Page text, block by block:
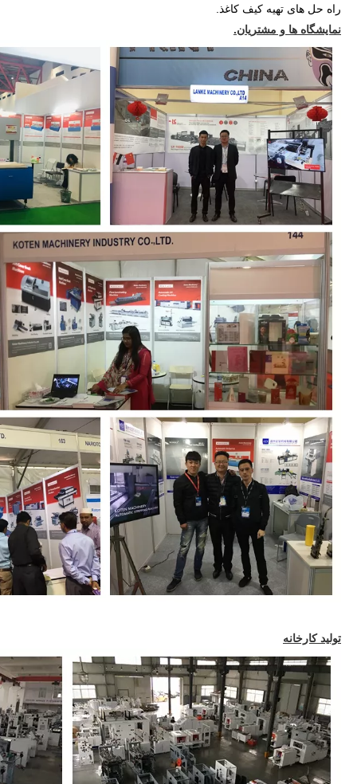
راه حل های تهیه کیف کاغذ.
نمایشگاه ها و مشتریان.
تولید کارخانه